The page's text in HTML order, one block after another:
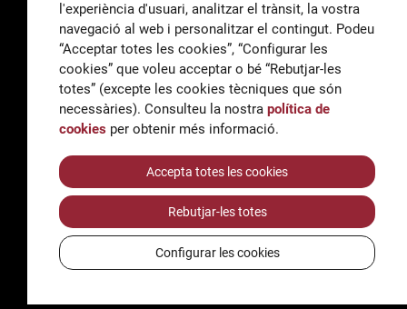
General
correu@escoladeltreball.org
Informació
informacio@escoladeltreball.org
AccessibilitatAvís legal i Política de Privacitat
Política de cookies
Crèdits
l'experiència d'usuari, analitzar el trànsit, la vostra
navegació al web i personalitzar el contingut. Podeu
“Acceptar totes les cookies”, “Configurar les
cookies” que voleu acceptar o bé “Rebutjar-les
totes” (excepte les cookies tècniques que són
necessàries). Consulteu la nostra política de
cookies per obtenir més informació.
Accepta totes les cookies
Rebutjar-les totes
Configurar les cookies